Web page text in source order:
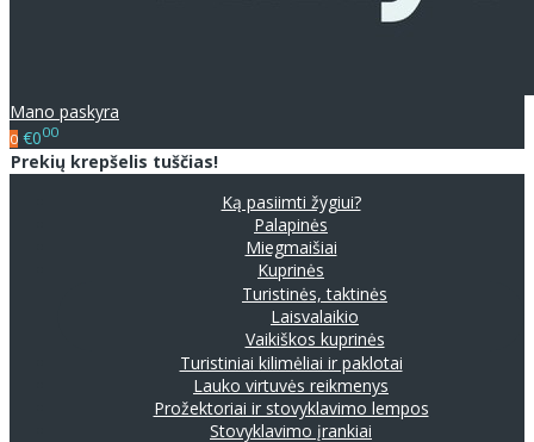
Mano paskyra
0 €000
Prekių krepšelis tuščias!
Ką pasiimti žygiui?
Palapinės
Miegmaišiai
Kuprinės
Turistinės, taktinės
Laisvalaikio
Vaikiškos kuprinės
Turistiniai kilimėliai ir paklotai
Lauko virtuvės reikmenys
Prožektoriai ir stovyklavimo lempos
Stovyklavimo įrankiai